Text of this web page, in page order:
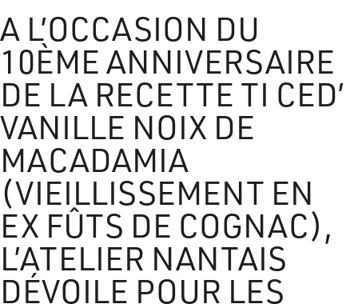
A L’OCCASION DU
10ÈME ANNIVERSAIRE
DE LA RECETTE TI CED’
VANILLE NOIX DE
MACADAMIA
(VIEILLISSEMENT EN
EX FÛTS DE COGNAC),
L’ATELIER NANTAIS
DÉVOILE POUR LES